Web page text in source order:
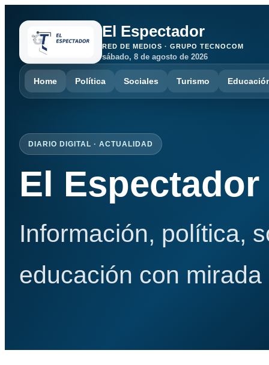
El Espectador
RED DE MEDIOS · GRUPO TECNOCOM
sábado, 8 de agosto de 2026
Home Política Sociales Turismo
DIARIO DIGITAL · ACTUALIDAD
El Espectador
Información, política,
educación con